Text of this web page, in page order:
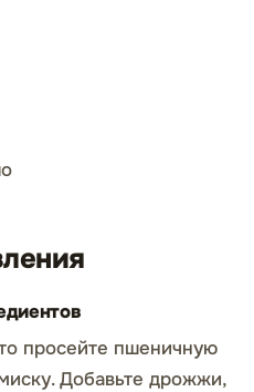
просейте пшеничную
Добавьте дрожжи,